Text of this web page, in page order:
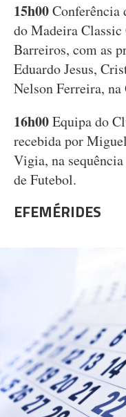
15h00Conferência
do Madeira Classic
Barreiros, com as
Eduardo Jesus,
Nelson Ferreira,
16h00Equipa do
recebida por
Vigia, na
de Futebol.
EFEMÉRIDES